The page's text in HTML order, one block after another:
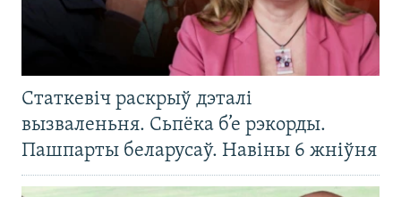
Статкевіч раскрыў дэталі
вызваленьня. Сьпёка б’е рэкорды.
Пашпарты беларусаў. Навіны 6 жніўня